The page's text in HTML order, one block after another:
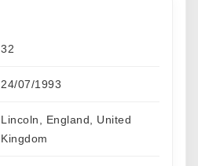
32
24/07/1993
Lincoln, England, United
Kingdom